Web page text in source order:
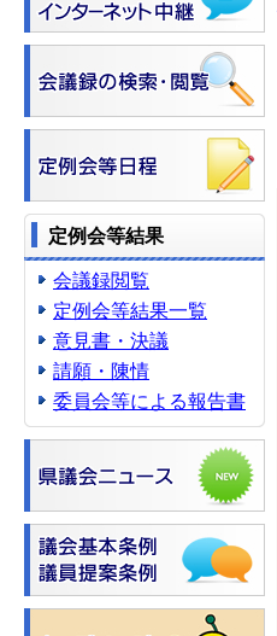
定例会等結果
会議録閲覧
定例会等結果一覧
意見書・決議
請願・陳情
委員会等による報告書